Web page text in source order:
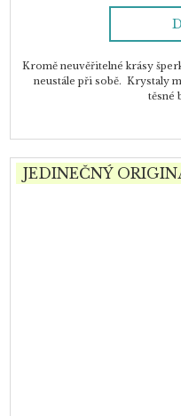
Kromě neuvěřitelné krásy
neustále při sobě. Krystaly
těsné
JEDINEČNÝ